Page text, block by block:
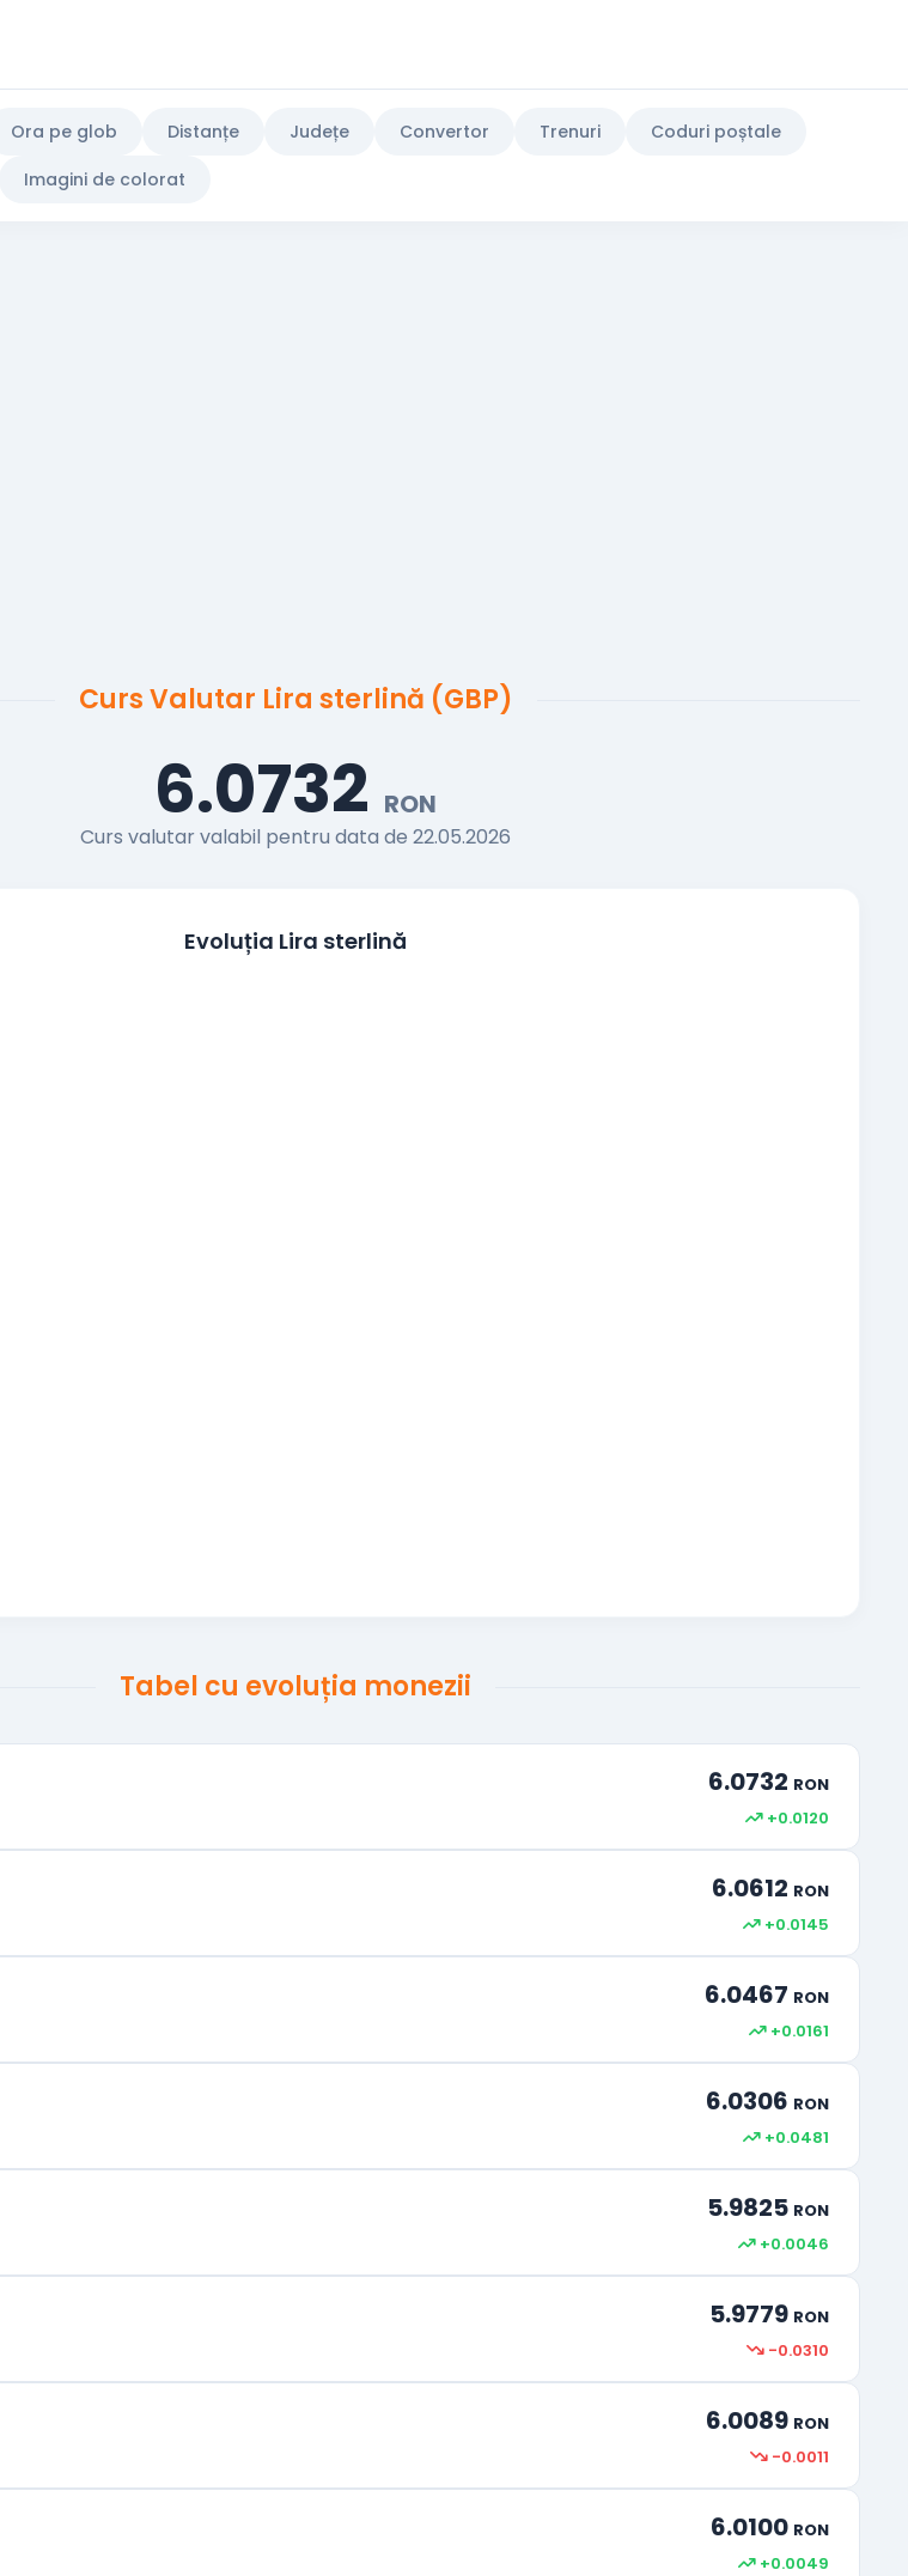
Ora pe glob Distanțe Județe Convertor Trenuri
Coduri poștale
Imagini de colorat
Curs Valutar Lira sterlină (GBP)
6.0732 RON
Curs valutar valabil pentru data de 22.05.2026
Evoluția Lira sterlină
Tabel cu evoluția monezii
6.0732 RON
+0.0120
6.0612 RON
+0.0145
6.0467 RON
+0.0161
6.0306 RON
+0.0481
5.9825 RON
+0.0046
5.9779 RON
-0.0310
6.0089 RON
-0.0011
6.0100 RON
+0.0049